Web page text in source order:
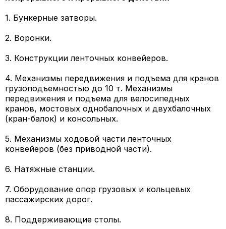
1. Бункерные затворы.
2. Воронки.
3. Конструкции ленточных конвейеров.
4. Механизмы передвижения и подъема для кранов
грузоподъемностью до 10 т. Механизмы
передвижения и подъема для велосипедных
кранов, мостовых однобалочных и двухбалочных
(кран-балок) и консольных.
5. Механизмы ходовой части ленточных
конвейеров (без приводной части).
6. Натяжные станции.
7. Оборудование опор грузовых и кольцевых
пассажирских дорог.
8. Поддерживающие столы.